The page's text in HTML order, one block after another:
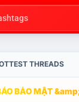
THREADS
BẢO MẬT